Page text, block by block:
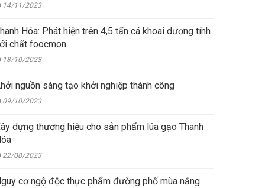
14/11/2023
Hóa: Phát hiện trên 4,5 tấn cá khoai dương tính
chất foocmon
18/10/2023
nguồn sáng tạo khởi nghiệp thành công
09/10/2023
dựng thương hiệu cho sản phẩm lúa gạo Thanh
22/08/2023
cơ ngộ độc thực phẩm đường phố mùa nắng